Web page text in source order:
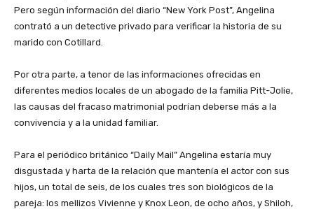
Pero según información del diario “New York Post”, Angelina
contrató a un detective privado para verificar la historia de su
marido con Cotillard.
Por otra parte, a tenor de las informaciones ofrecidas en
diferentes medios locales de un abogado de la familia Pitt-Jolie,
las causas del fracaso matrimonial podrían deberse más a la
convivencia y a la unidad familiar.
Para el periódico británico “Daily Mail” Angelina estaría muy
disgustada y harta de la relación que mantenía el actor con sus
hijos, un total de seis, de los cuales tres son biológicos de la
pareja: los mellizos Vivienne y Knox Leon, de ocho años, y Shiloh,